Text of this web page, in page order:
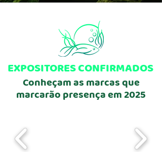
EXPOSITORES CONFIRMADOS
Conheçam as marcas que
marcarão presença em 2025